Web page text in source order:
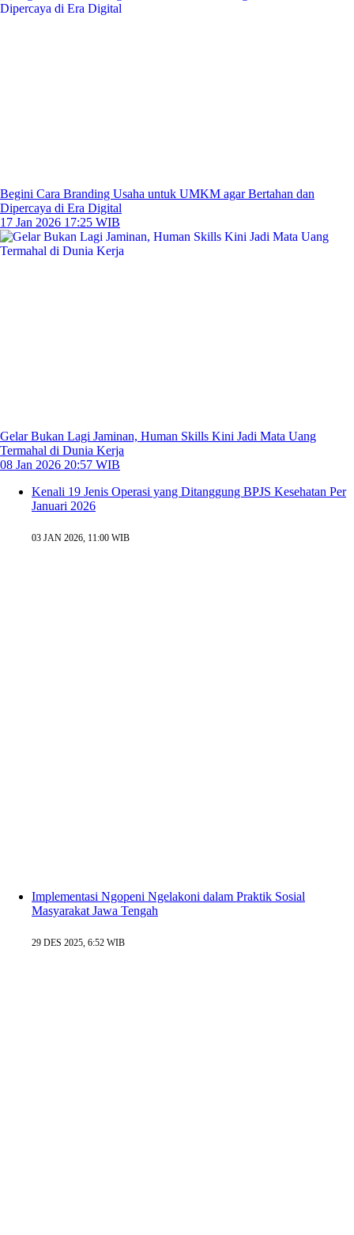
Begini Cara Branding Usaha untuk UMKM agar Bertahan dan
Dipercaya di Era Digital
17 Jan 2026 17:25 WIB
Gelar Bukan Lagi Jaminan, Human Skills Kini Jadi Mata Uang
Termahal di Dunia Kerja
08 Jan 2026 20:57 WIB
Kenali 19 Jenis Operasi yang Ditanggung BPJS Kesehatan Per
Januari 2026
03 JAN 2026, 11:00 WIB
Implementasi Ngopeni Ngelakoni dalam Praktik Sosial
Masyarakat Jawa Tengah
29 DES 2025, 6:52 WIB